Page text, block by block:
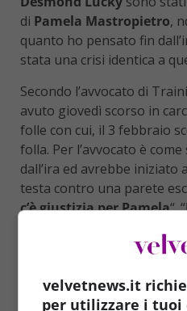
di Pamela Mastropietro,
quanto ho pensato fin
stata una crisi identica a
Secondo l’avvocato di
avuto giovedì scorso in
folle con cui, il 3 febbraio
folla. Per l’avvocato è
dall’ira ed avrebbe iniziato
testa contro una parete
c’è giustizia per Pamela“. “
Il Resto del
aveva lo stesso sguardo
sparatoria“.
velvetnews.it
per utilizzare i tuoi